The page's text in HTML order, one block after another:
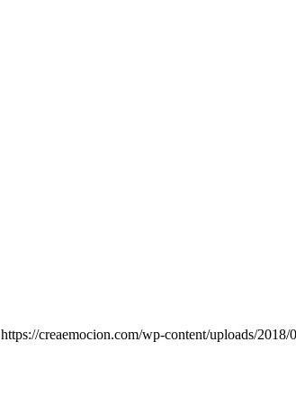
https://creaemocion.com/wp-content/uploads/